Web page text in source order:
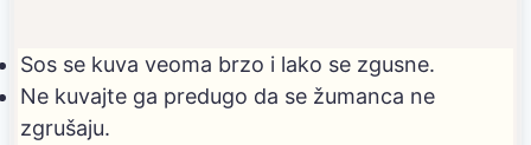
Sos se kuva veoma brzo i lako se zgusne.
Ne kuvajte ga predugo da se žumanca ne
zgrušaju.